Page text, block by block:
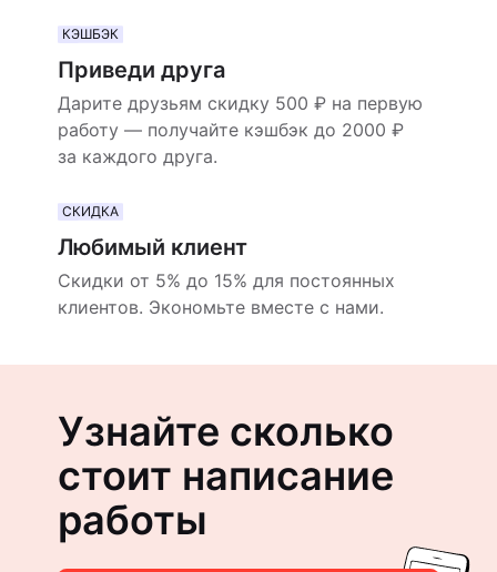
КЭШБЭК
Приведи друга
Дарите друзьям скидку 500 ₽ на первую
работу — получайте кэшбэк до 2000 ₽
за каждого друга.
СКИДКА
Любимый клиент
Скидки от 5% до 15% для постоянных
клиентов. Экономьте вместе с нами.
Узнайте сколько
стоит написание
работы